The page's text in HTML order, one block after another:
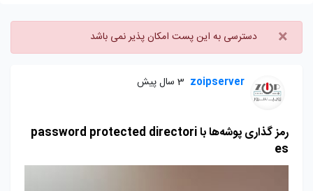
× دسترسی به این پست امکان پذیر نمی باشد
zoipserver 3 سال پیش
رمز گذاری پوشه‌ها با password protected directori
es